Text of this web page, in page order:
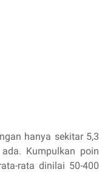
hanya sekitar 5,3
Kumpulkan poin
rata dinilai 50-400